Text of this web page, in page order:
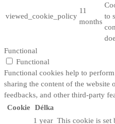
viewed_cookie_policy
11
months
to
Functional
Functional
Functional cookies help to
sharing the content of the website
feedbacks, and other third-party
Cookie Délka
1 year This cookie is set